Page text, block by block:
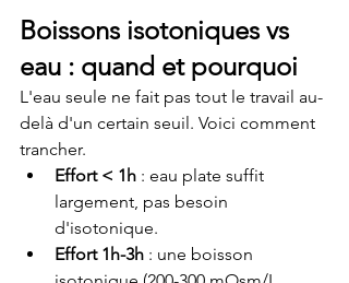
Boissons isotoniques vs
eau : quand et pourquoi
L'eau seule ne fait pas tout le travail au-
delà d'un certain seuil. Voici comment
trancher.
Effort < 1h : eau plate suffit
largement, pas besoin
d'isotonique.
Effort 1h-3h : une boisson